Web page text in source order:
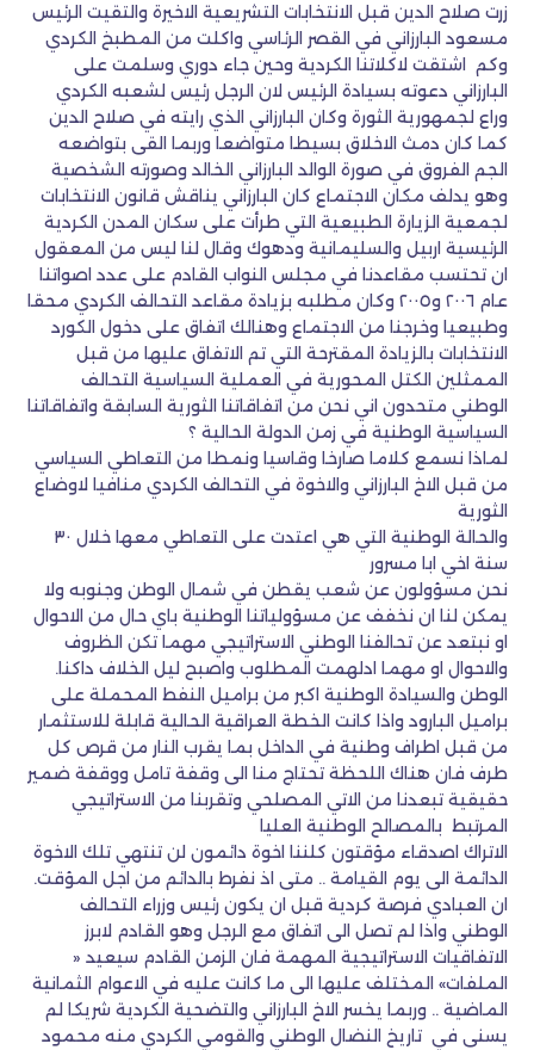
زرت صلاح الدين قبل الانتخابات التشريعية الاخيرة والتقيت الرئيس
مسعود البارزاني في القصر الرئاسي واكلت من المطبخ الكردي
وكم اشتقت لاكلاتنا الكردية وحين جاء دوري وسلمت على
البارزاني دعوته بسيادة الرئيس لان الرجل رئيس لشعبه الكردي
وراع لجمهورية الثورة وكان البارزاني الذي رايته في صلاح الدين
كما كان دمث الاخلاق بسيطا متواضعا وربما القى بتواضعه
الجم الفروق في صورة الوالد البارزاني الخالد وصورته الشخصية
وهو يدلف مكان الاجتماع كان البارزاني يناقش قانون الانتخابات
لجمعية الزيارة الطبيعية التي طرأت على سكان المدن الكردية
الرئيسية اربيل والسليمانية ودهوك وقال لنا ليس من المعقول
ان تحتسب مقاعدنا في مجلس النواب القادم على عدد اصواتنا
عام ٢٠٠٦ و٢٠٠٥ وكان مطلبه بزيادة مقاعد التحالف الكردي محقا
وطبيعيا وخرجنا من الاجتماع وهنالك اتفاق على دخول الكورد
الانتخابات بالزيادة المقترحة التي تم الاتفاق عليها من قبل
الممثلين الكتل المحورية في العملية السياسية التحالف
الوطني متحدون اني نحن من اتفاقاتنا الثورية السابقة واتفاقاتنا
السياسية الوطنية في زمن الدولة الحالية ؟
لماذا نسمع كلاما صارخا وقاسيا ونمطا من التعاطي السياسي
من قبل الاخ البارزاني والاخوة في التحالف الكردي منافيا لاوضاع
الثورية
والحالة الوطنية التي هي اعتدت على التعاطي معها خلال ٣٠
سنة اخي ابا مسرور
نحن مسؤولون عن شعب يقطن في شمال الوطن وجنوبه ولا
يمكن لنا ان نخفف عن مسؤولياتنا الوطنية باي حال من الاحوال
او نبتعد عن تحالفنا الوطني الاستراتيجي مهما تكن الظروف
والاحوال او مهما ادلهمت المطلوب واصبح ليل الخلاف داكنا.
الوطن والسيادة الوطنية اكبر من براميل النفط المحملة على
براميل البارود واذا كانت الخطة العراقية الحالية قابلة للاستثمار
من قبل اطراف وطنية في الداخل بما يقرب النار من قرص كل
طرف فان هناك اللحظة تحتاج منا الى وقفة تامل ووقفة ضمير
حقيقية تبعدنا من الاتي المصلحي وتقربنا من الاستراتيجي
المرتبط بالمصالح الوطنية العليا
الاتراك اصدقاء مؤقتون كلننا اخوة دائمون لن تنتهي تلك الاخوة
الدائمة الى يوم القيامة .. متى اذ نفرط بالدائم من اجل المؤقت.
ان العبادي فرصة كردية قبل ان يكون رئيس وزراء التحالف
الوطني واذا لم تصل الى اتفاق مع الرجل وهو القادم لابرز
الاتفاقيات الاستراتيجية المهمة فان الزمن القادم سيعيد «
الملفات» المختلف عليها الى ما كانت عليه في الاعوام الثمانية
الماضية .. وربما يخسر الاخ البارزاني والتضحية الكردية شريكا لم
يسنى في تاريخ النضال الوطني والقومي الكردي منه محمود